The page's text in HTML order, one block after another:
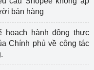
bán hàng
hoạch hành động thực
Chính phủ về công tác